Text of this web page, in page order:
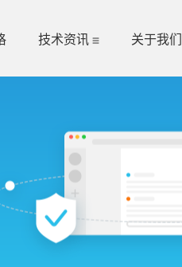
技术资讯 关于我们